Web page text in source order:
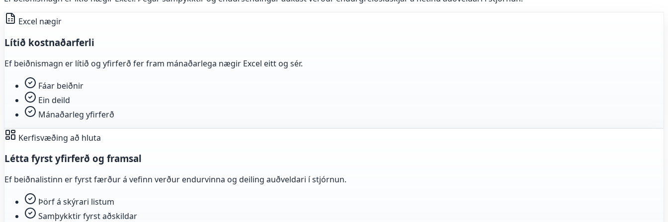
Excel nægir
Lítið kostnaðarferli
Ef beiðnismagn er lítið og yfirferð fer fram mánaðarlega nægir Excel eitt og sér.
Fáar beiðnir
Ein deild
Mánaðarleg yfirferð
Kerfisvæðing að hluta
Létta fyrst yfirferð og framsal
Ef beiðnalistinn er fyrst færður á vefinn verður endurvinna og deiling auðveldari í stjórnun.
Þörf á skýrari listum
Samþykktir fyrst aðskildar